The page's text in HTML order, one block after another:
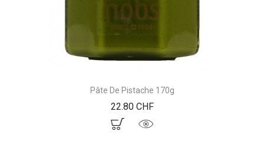
Pâte De Pistache 170g
22.80 CHFPrix